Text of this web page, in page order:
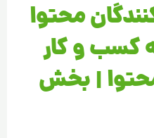
محتوا
کسب و کار
| بخش